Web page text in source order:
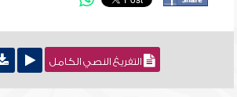
التفريغ النصي الكامل